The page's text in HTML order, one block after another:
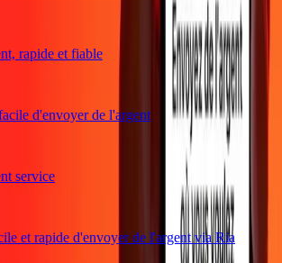
rapide et fiable
d'envoyer de l'argent
service
et rapide d'envoyer de l'argent via Ria